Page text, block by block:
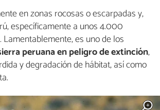
en zonas rocosas o escarpadas y,
específicamente a unos 4.000
es uno de los
peruana en peligro de extinción,
y degradación de hábitat, así como